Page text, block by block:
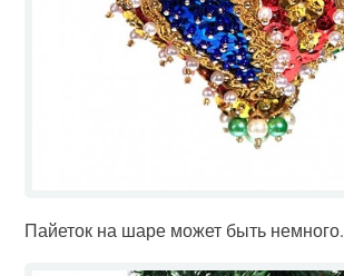
Пайеток на шаре может быть немного.